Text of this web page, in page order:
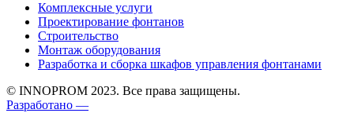
Комплексные услуги
Проектирование фонтанов
Строительство
Монтаж оборудования
Разработка и сборка шкафов управления фонтанами
© INNOPROM 2023. Все права защищены.
Разработано —